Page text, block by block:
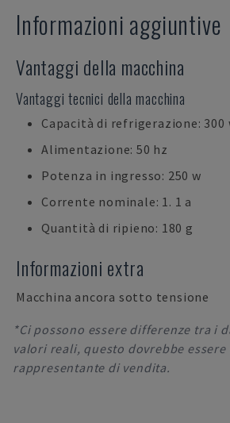
Informazioni aggiuntive
Vantaggi della macchina
Vantaggi tecnici della macchina
Capacità di refrigerazione: 300
Alimentazione: 50 hz
Potenza in ingresso: 250 w
Corrente nominale: 1. 1 a
Quantità di ripieno: 180 g
Informazioni extra
Macchina ancora sotto tensione
*Ci possono essere differenze tra i
valori reali, questo dovrebbe
rappresentante di vendita.